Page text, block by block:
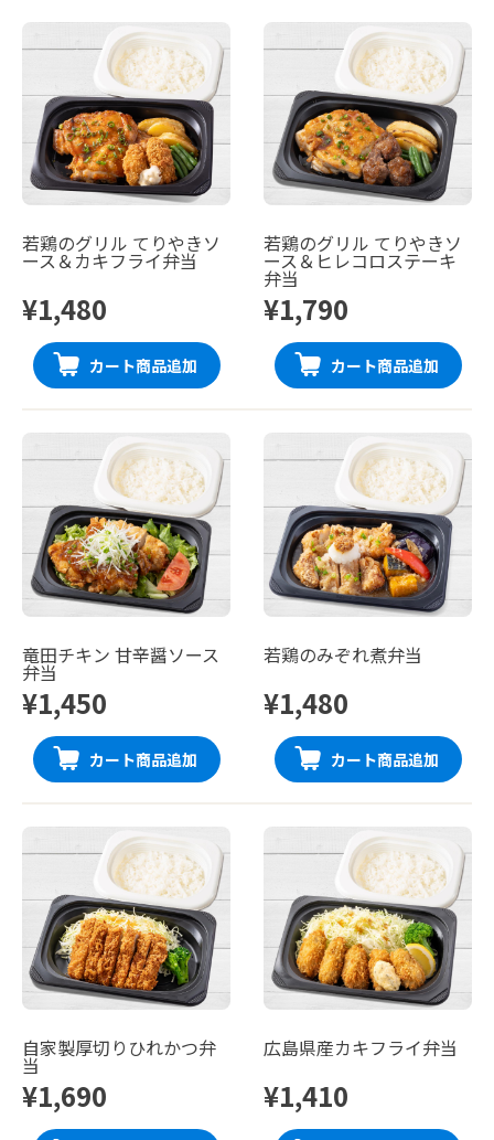
若鶏のグリル てりやきソ
ース＆カキフライ弁当
¥1,480
カート商品追加
若鶏のグリル てりやきソ
ース＆ヒレコロステーキ
弁当
¥1,790
カート商品追加
竜田チキン 甘辛醤ソース
弁当
¥1,450
カート商品追加
若鶏のみぞれ煮弁当
¥1,480
カート商品追加
自家製厚切りひれかつ弁
当
¥1,690
広島県産カキフライ弁当
¥1,410